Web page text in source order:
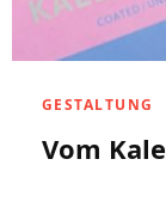
GESTALTUNG
Vom